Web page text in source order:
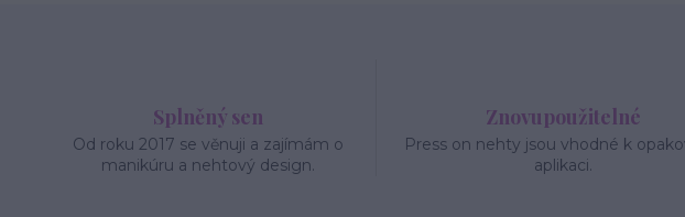
Splněný sen
Od roku 2017 se věnuji a zajímám o
manikúru a nehtový design.
Znovupoužitelné
Press on nehty jsou vhodné k
aplikaci.